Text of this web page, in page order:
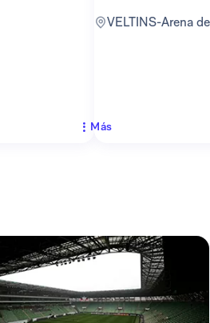
VELTINS-Arena
Más